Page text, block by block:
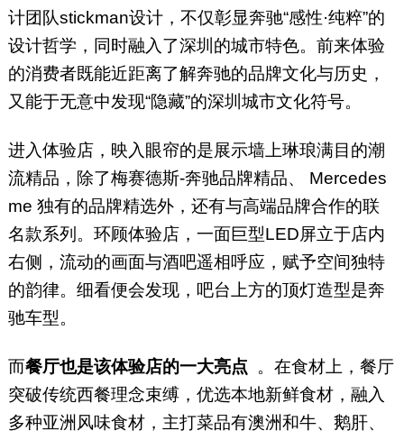
计团队stickman设计，不仅彰显奔驰“感性·纯粹”的
设计哲学，同时融入了深圳的城市特色。前来体验
的消费者既能近距离了解奔驰的品牌文化与历史，
又能于无意中发现“隐藏”的深圳城市文化符号。
进入体验店，映入眼帘的是展示墙上琳琅满目的潮
流精品，除了梅赛德斯-奔驰品牌精品、 Mercedes
me 独有的品牌精选外，还有与高端品牌合作的联
名款系列。环顾体验店，一面巨型LED屏立于店内
右侧，流动的画面与酒吧遥相呼应，赋予空间独特
的韵律。细看便会发现，吧台上方的顶灯造型是奔
驰车型。
而餐厅也是该体验店的一大亮点 。在食材上，餐厅
突破传统西餐理念束缚，优选本地新鲜食材，融入
多种亚洲风味食材，主打菜品有澳洲和牛、鹅肝、